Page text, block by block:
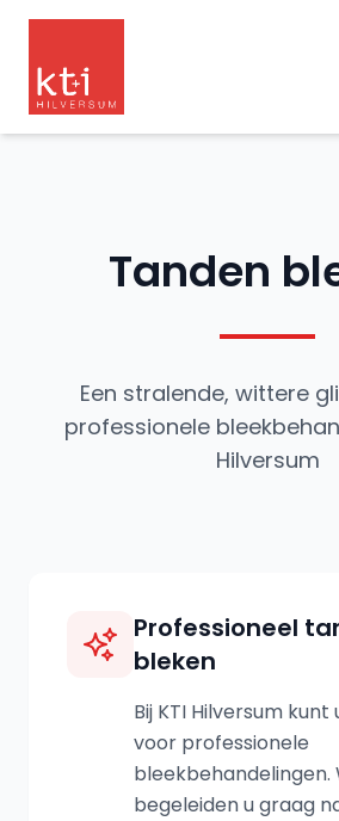
Tanden
Een stralende, wittere
professionele
Hilversum
Professioneel
bleken
Bij KTI Hilversum
voor professionele
bleekbehandelingen.
begeleiden u graag